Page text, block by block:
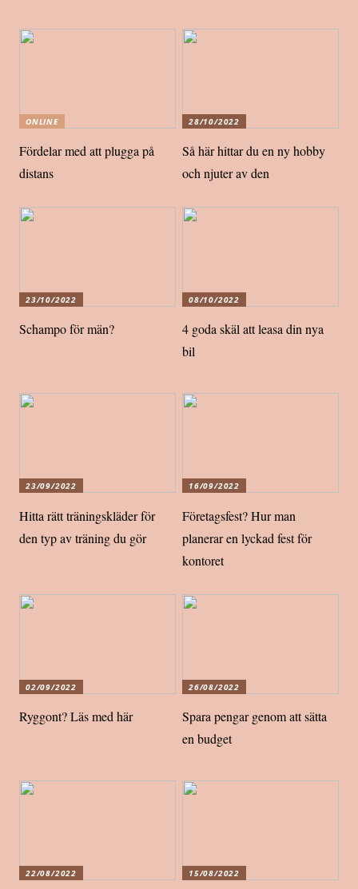
ONLINE
Fördelar med att plugga på
distans
28/10/2022
Så här hittar du en ny hobby
och njuter av den
23/10/2022
Schampo för män?
08/10/2022
4 goda skäl att leasa din nya
bil
23/09/2022
Hitta rätt träningskläder för
den typ av träning du gör
16/09/2022
Företagsfest? Hur man
planerar en lyckad fest för
kontoret
02/09/2022
Ryggont? Läs med här
26/08/2022
Spara pengar genom att sätta
en budget
22/08/2022 15/08/2022